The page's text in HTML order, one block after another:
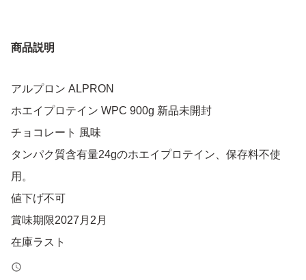
商品説明
アルプロン ALPRON
ホエイプロテイン WPC 900g 新品未開封
チョコレート 風味
タンパク質含有量24gのホエイプロテイン、保存料不使
用。
値下げ不可
賞味期限2027月2月
在庫ラスト
ゆうゆうメルカリ便 ポスト投函